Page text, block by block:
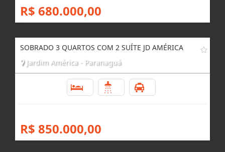
R$ 680.000,00
SOBRADO 3 QUARTOS COM 2 SUÍTE JD AMÉRICA
Jardim América - Paranaguá
R$ 850.000,00